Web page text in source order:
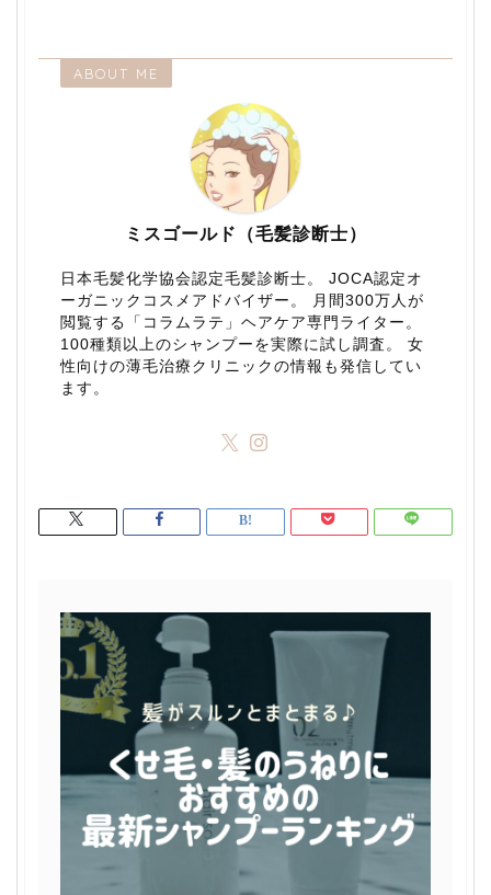
ABOUT ME
ミスゴールド（毛髪診断士）
日本毛髪化学協会認定毛髪診断士。 JOCA認定オ
ーガニックコスメアドバイザー。 月間300万人が
閲覧する「コラムラテ」ヘアケア専門ライター。
100種類以上のシャンプーを実際に試し調査。 女
性向けの薄毛治療クリニックの情報も発信してい
ます。